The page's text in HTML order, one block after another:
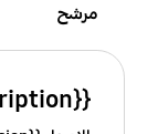
مرشح
{{file.description}}